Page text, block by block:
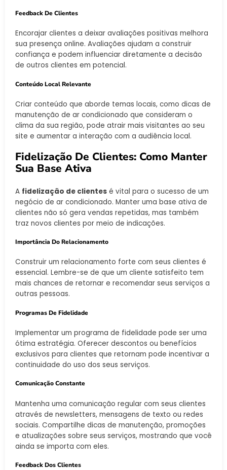
Feedback De Clientes
Encorajar clientes a deixar avaliações positivas melhora
sua presença online. Avaliações ajudam a construir
confiança e podem influenciar diretamente a decisão
de outros clientes em potencial.
Conteúdo Local Relevante
Criar conteúdo que aborde temas locais, como dicas de
manutenção de ar condicionado que consideram o
clima da sua região, pode atrair mais visitantes ao seu
site e aumentar a interação com a audiência local.
Fidelização De Clientes: Como Manter
Sua Base Ativa
A fidelização de clientes é vital para o sucesso de um
negócio de ar condicionado. Manter uma base ativa de
clientes não só gera vendas repetidas, mas também
traz novos clientes por meio de indicações.
Importância Do Relacionamento
Construir um relacionamento forte com seus clientes é
essencial. Lembre-se de que um cliente satisfeito tem
mais chances de retornar e recomendar seus serviços a
outras pessoas.
Programas De Fidelidade
Implementar um programa de fidelidade pode ser uma
ótima estratégia. Oferecer descontos ou benefícios
exclusivos para clientes que retornam pode incentivar a
continuidade do uso dos seus serviços.
Comunicação Constante
Mantenha uma comunicação regular com seus clientes
através de newsletters, mensagens de texto ou redes
sociais. Compartilhe dicas de manutenção, promoções
e atualizações sobre seus serviços, mostrando que você
ainda se importa com eles.
Feedback Dos Clientes